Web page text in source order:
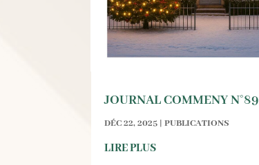
JOURNAL COMMENY N°89
DÉC 22, 2025 | PUBLICATIONS
LIRE PLUS